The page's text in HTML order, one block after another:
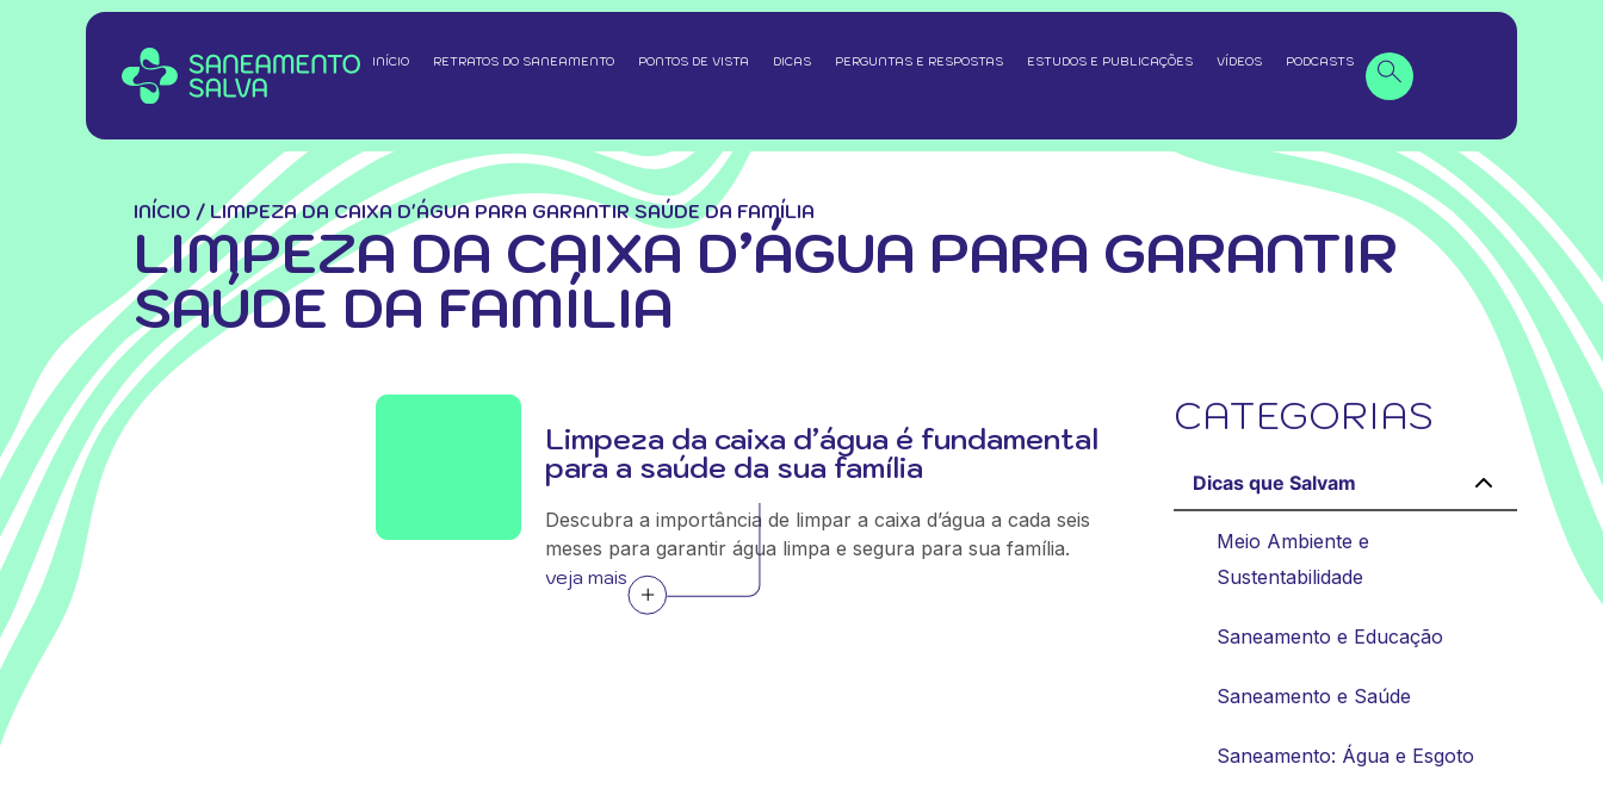
INÍCIO RETRATOS DO SANEAMENTO PONTOS DE VISTA DICAS PERGUNTAS E RESPOSTAS ESTUDOS E PUBLICAÇÕES VÍDEOS PODCASTS
INÍCIO / LIMPEZA DA CAIXA D'ÁGUA PARA GARANTIR SAÚDE DA FAMÍLIA
LIMPEZA DA CAIXA D’ÁGUA PARA GARANTIR
SAÚDE DA FAMÍLIA
Limpeza da caixa d’água é fundamental
para a saúde da sua família
Descubra a importância de limpar a caixa d’água a cada seis
meses para garantir água limpa e segura para sua família.
veja mais
CATEGORIAS
Dicas que Salvam
Meio Ambiente e
Sustentabilidade
Saneamento e Educação
Saneamento e Saúde
Saneamento: Água e Esgoto